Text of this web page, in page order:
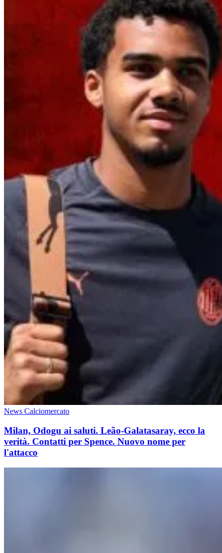
News Calciomercato
Milan, Odogu ai saluti. Leão-Galatasaray, ecco la
verità. Contatti per Spence. Nuovo nome per
l'attacco